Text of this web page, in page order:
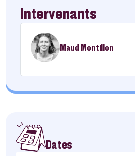
Intervenants
Maud Montillon
Dates